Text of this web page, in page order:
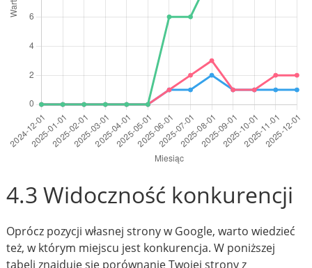
4.3 Widoczność konkurencji
Oprócz pozycji własnej strony w Google, warto wiedzieć
też, w którym miejscu jest konkurencja. W poniższej
tabeli znajduje się porównanie Twojej strony z